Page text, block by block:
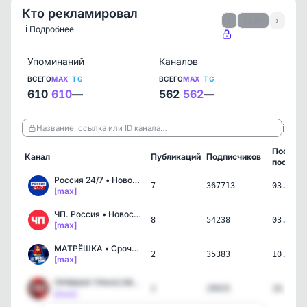
Кто рекламировал
ℹ️ Подробнее
›
Упоминаний
ВСЕГО
610
MAX
610
TG
—
Каналов
ВСЕГО
562
MAX
562
TG
—
Название, ссылка или ID канала… ℹ️
Канал Публикаций Подписчиков
пост
Россия 24/7 • Новости
[max]
7 367713
ЧП. Россия • Новости 🔞
[max]
8 54238
МАТРЁШКА • Срочные Новос…
[max]
2 35383